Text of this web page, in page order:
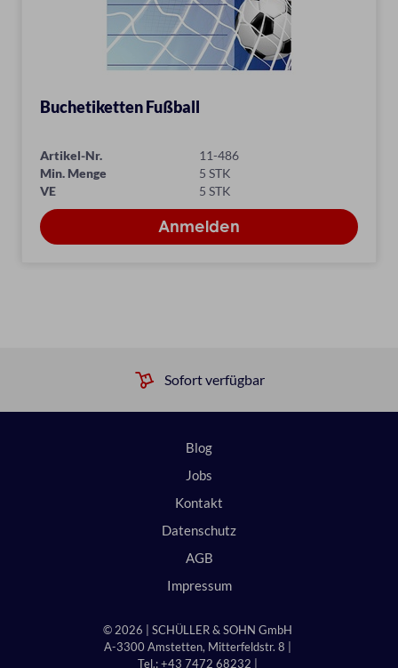
Buchetiketten Fußball
Artikel-Nr.
11-486
Min. Menge
5 STK
VE
5 STK
Sofort verfügbar
© 2026 | SCHÜLLER & SOHN GmbH
A-3300 Amstetten, Mitterfeldstr. 8 |
Tel.: +43 7472 68232 |
Blog
Jobs
Kontakt
Datenschutz
AGB
Impressum